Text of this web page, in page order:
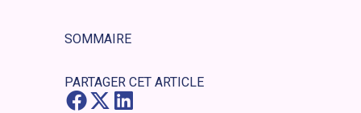
SOMMAIRE
PARTAGER CET ARTICLE